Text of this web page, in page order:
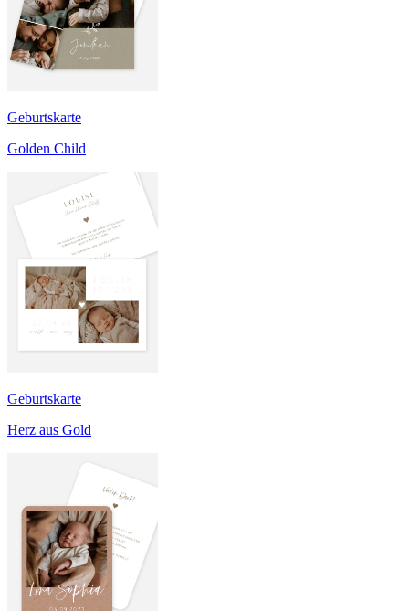
Geburtskarte
Golden Child
Geburtskarte
Herz aus Gold